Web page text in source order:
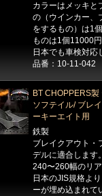
カラーはメッキと
の（ウインカー、
をするもの）は1
ものは1個11000
日本でも車検対応
品番：10-11-042
BT CHOPPERS
ソフテイル/ ブレ
ーキーエイト用
鉄製
ブレイクアウト・
デルに適合します
240〜260幅のリ
日本のJIS規格よ
ーが埋め込まれて